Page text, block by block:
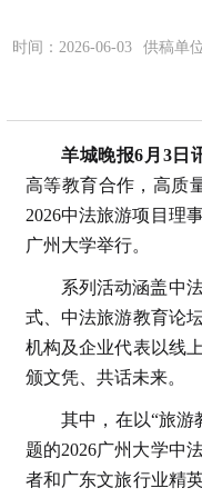
时间：2026-06-03 供稿单
羊城晚报6月3日
高等教育合作，高质
2026中法旅游项目理
广州大学举行。
系列活动涵盖中
式、中法旅游教育论
机构及企业代表以线
颁文凭、共话未来。
其中，在以“旅游
题的2026广州大学中
者和广东文旅行业精